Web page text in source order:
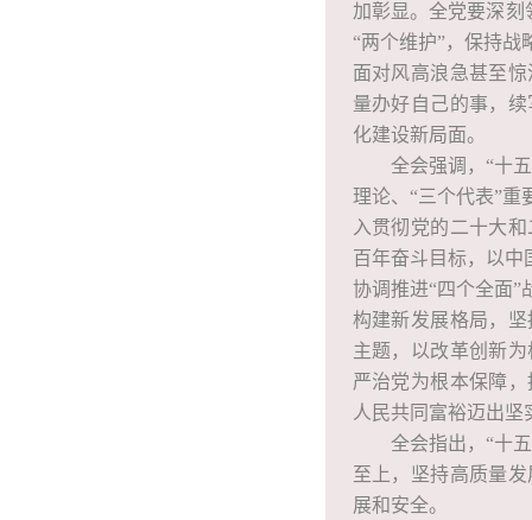
加彰显。全党要深刻
“两个维护”，保持
面对风高浪急甚至
量办好自己的事，
化建设新局面。
全会强调，“十
理论、“三个代表”
入贯彻党的二十大
百年奋斗目标，以
协调推进“四个全面
构建新发展格局，
主题，以改革创新
严治党为根本保障
人民共同富裕迈出
全会指出，“十
至上，坚持高质量
展和安全。